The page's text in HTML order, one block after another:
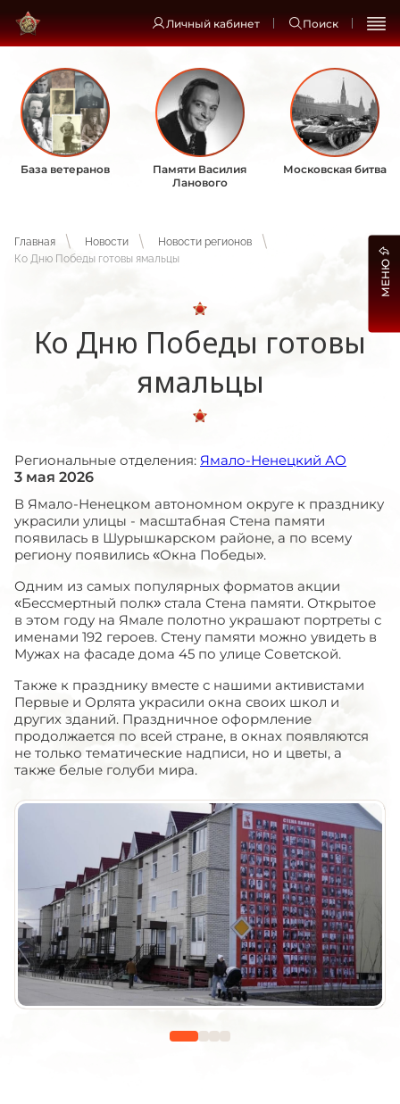
Личный кабинет Поиск
База ветеранов
Памяти Василия
Ланового
Московская битва
Главная Новости
Новости регионов
Ко Дню Победы готовы ямальцы
Ко Дню Победы готовы
ямальцы
Региональные отделения: Ямало-Ненецкий АО
3 мая 2026
В Ямало-Ненецком автономном округе к празднику
украсили улицы - масштабная Стена памяти
появилась в Шурышкарском районе, а по всему
региону появились «Окна Победы».
Одним из самых популярных форматов акции
«Бессмертный полк» стала Стена памяти. Открытое
в этом году на Ямале полотно украшают портреты с
именами 192 героев. Стену памяти можно увидеть в
Мужах на фасаде дома 45 по улице Советской.
Также к празднику вместе с нашими активистами
Первые и Орлята украсили окна своих школ и
других зданий. Праздничное оформление
продолжается по всей стране, в окнах появляются
не только тематические надписи, но и цветы, а
также белые голуби мира.
МЕНЮ